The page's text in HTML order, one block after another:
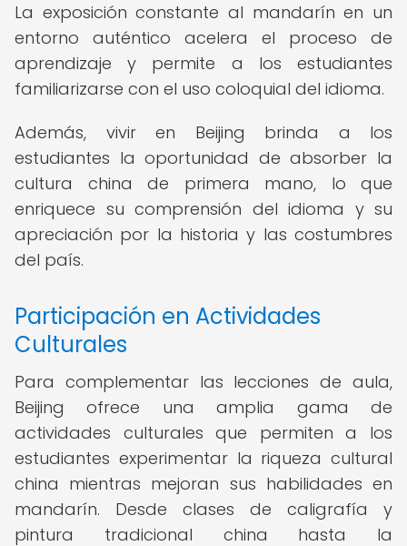
La exposición constante al mandarín en un
entorno auténtico acelera el proceso de
aprendizaje y permite a los estudiantes
familiarizarse con el uso coloquial del idioma.
Además, vivir en Beijing brinda a los
estudiantes la oportunidad de absorber la
cultura china de primera mano, lo que
enriquece su comprensión del idioma y su
apreciación por la historia y las costumbres
del país.
Participación en Actividades
Culturales
Para complementar las lecciones de aula,
Beijing ofrece una amplia gama de
actividades culturales que permiten a los
estudiantes experimentar la riqueza cultural
china mientras mejoran sus habilidades en
mandarín. Desde clases de caligrafía y
pintura tradicional china hasta la